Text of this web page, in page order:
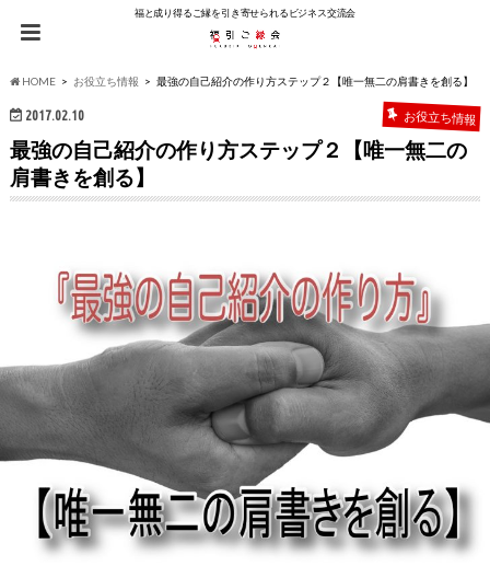
福と成り得るご縁を引き寄せられるビジネス交流会
HOME お役立ち情報 最強の自己紹介の作り方ステップ２【唯一無二の肩書きを創る】
2017.02.10 お役立ち情報
最強の自己紹介の作り方ステップ２【唯一無二の
肩書きを創る】